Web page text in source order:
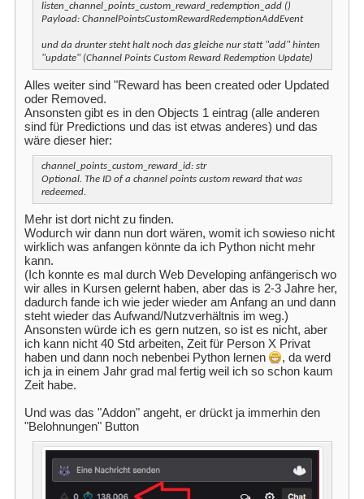
listen_channel_points_custom_reward_redemption_add ()
Payload: ChannelPointsCustomRewardRedemptionAddEvent
und da drunter steht halt noch das gleiche nur statt "add" hinten
"update" (Channel Points Custom Reward Redemption Update)
Alles weiter sind "Reward has been created oder Updated
oder Removed.
Ansonsten gibt es in den Objects 1 eintrag (alle anderen
sind für Predictions und das ist etwas anderes) und das
wäre dieser hier:
channel_points_custom_reward_id: str
Optional. The ID of a channel points custom reward that was
redeemed.
Mehr ist dort nicht zu finden.
Wodurch wir dann nun dort wären, womit ich sowieso nicht
wirklich was anfangen könnte da ich Python nicht mehr
kann.
(Ich konnte es mal durch Web Developing anfängerisch wo
wir alles in Kursen gelernt haben, aber das is 2-3 Jahre her,
dadurch fande ich wie jeder wieder am Anfang an und dann
steht wieder das Aufwand/Nutzverhältnis im weg.)
Ansonsten würde ich es gern nutzen, so ist es nicht, aber
ich kann nicht 40 Std arbeiten, Zeit für Person X Privat
haben und dann noch nebenbei Python lernen
, da werd
ich ja in einem Jahr grad mal fertig weil ich so schon kaum
Zeit habe.
Und was das "Addon" angeht, er drückt ja immerhin den
"Belohnungen" Button